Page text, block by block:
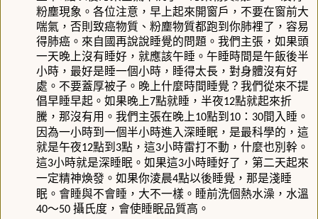
粉塵現象。各位注意，早上起來開窗戶，不要在窗前大
喘氣，否則致癌物質、粉塵物質都跑到你肺裡了，容易
得肺癌。來自國再說說睡覺的問題。我們主張，如果頭
一天晚上沒有睡好，就應該午睡。午睡時間是午飯後半
小時，最好是睡一個小時，睡得太長，對身體沒有好
處。不要蓋厚被子。晚上什麼時間睡覺？我們從來不提
倡早睡早起。如果晚上7點就睡，半夜12點就起來折
騰，那沒有用。我們主張在晚上10點到10 ： 30間入睡。
因為一小時到一個半小時進入深睡眠，是最科學的，這
就是午夜12點到3點，這3小時雷打不動，什麼也別幹。
這3小時就是深睡眠。如果這3小時睡好了，第二天起來
一定精神煥發。如果你淩晨4點以後睡覺，那是淺睡
眠。會睡與不會睡，大不一樣。睡前洗個熱水澡，水溫
40～50攝氏度，會使睡眠品質高。